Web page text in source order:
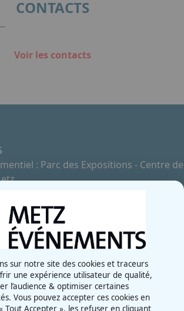
CONTACTS
Voir les contacts
: Parc des Expositions - Centre de
aux Bois
sur notre site des cookies et traceurs
une expérience utilisateur de qualité,
l’audience & optimiser certaines
Vous pouvez accepter ces cookies en
Tout Accepter », les refuser en cliquant